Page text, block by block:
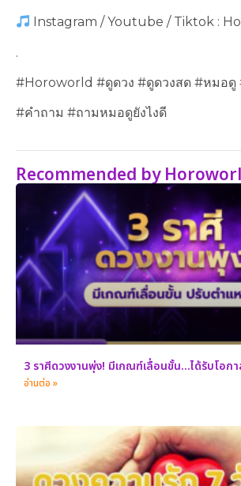
Instagram / Youtube / Tiktok :
.
#Horoworld #ดูดวง #ดูดวงสด #หมอดู
#คำถาม #ถามหมอดูยังไงดี
Recommended by
3 ราศีดวงงานพุ่ง! มีเกณฑ์เลื่อนขั้น…ได้รับโอก
อ่านต่อ »